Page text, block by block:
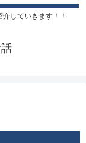
していきます！！